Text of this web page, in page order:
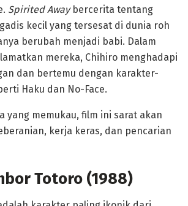
Spirited Awaybercerita tentang
kecil yang tersesat di dunia roh
berubah menjadi babi. Dalam
mereka, Chihiro menghadapi
dan bertemu dengan karakter-
Haku dan No-Face.
yang memukau, film ini sarat akan
kerja keras, dan pencarian
Totoro (1988)